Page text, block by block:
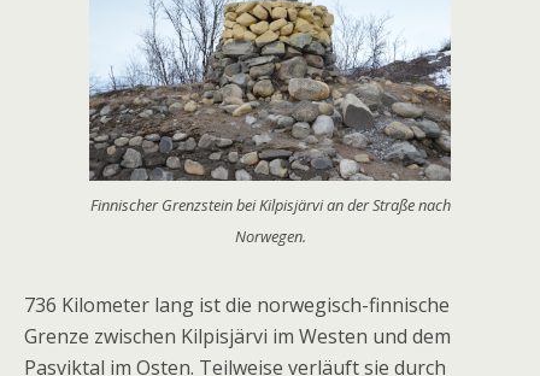
Finnischer Grenzstein bei Kilpisjärvi an der Straße nach
Norwegen.
736 Kilometer lang ist die norwegisch-finnische
Grenze zwischen Kilpisjärvi im Westen und dem
Pasviktal im Osten. Teilweise verläuft sie durch